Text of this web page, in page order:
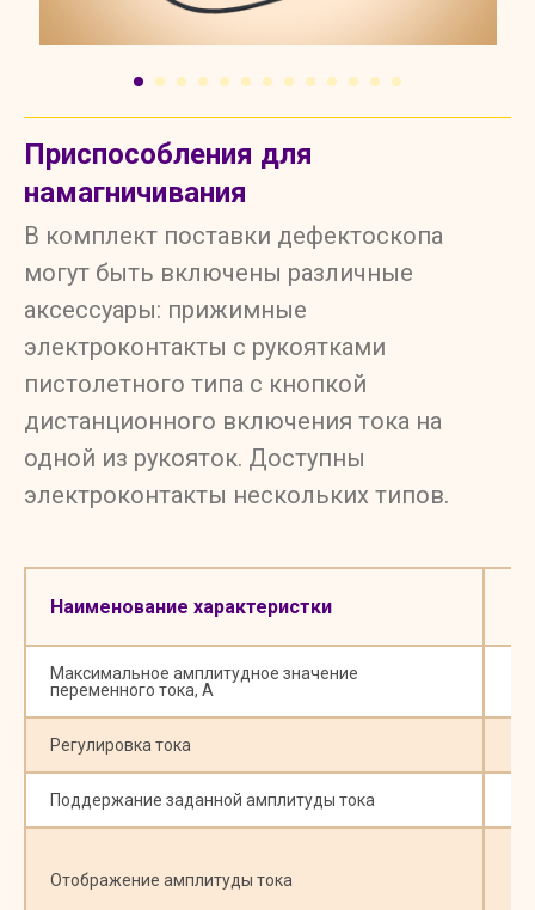
Приспособления для
намагничивания
В комплект поставки дефектоскопа
могут быть включены различные
аксессуары: прижимные
электроконтакты с рукоятками
пистолетного типа с кнопкой
дистанционного включения тока на
одной из рукояток. Доступны
электроконтакты нескольких типов.
Наименование характеристки
Максимальное амплитудное значение
переменного тока, А
Регулировка тока
Поддержание заданной амплитуды тока
Отображение амплитуды тока